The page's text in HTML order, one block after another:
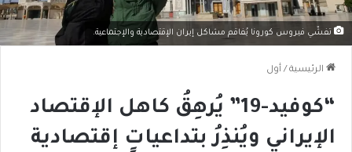
تفشّي فيروس كورونا يُفاقم مشاكل إيران الإقتصادية والإجتماعية.
الرئيسية / أول
“كوفيد-19” يُرهِقُ كاهل الإقتصاد
الإيراني ويُنذِرُ بتداعياتٍ إقتصادية